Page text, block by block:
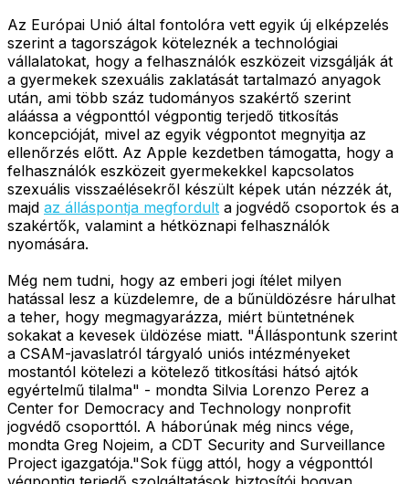
Az Európai Unió által fontolóra vett egyik új elképzelés
szerint a tagországok köteleznék a technológiai
vállalatokat, hogy a felhasználók eszközeit vizsgálják át
a gyermekek szexuális zaklatását tartalmazó anyagok
után, ami több száz tudományos szakértő szerint
aláássa a végponttól végpontig terjedő titkosítás
koncepcióját, mivel az egyik végpontot megnyitja az
ellenőrzés előtt. Az Apple kezdetben támogatta, hogy a
felhasználók eszközeit gyermekekkel kapcsolatos
szexuális visszaélésekről készült képek után nézzék át,
majd az álláspontja megfordult a jogvédő csoportok és a
szakértők, valamint a hétköznapi felhasználók
nyomására.
Még nem tudni, hogy az emberi jogi ítélet milyen
hatással lesz a küzdelemre, de a bűnüldözésre hárulhat
a teher, hogy megmagyarázza, miért büntetnének
sokakat a kevesek üldözése miatt. "Álláspontunk szerint
a CSAM-javaslatról tárgyaló uniós intézményeket
mostantól kötelezi a kötelező titkosítási hátsó ajtók
egyértelmű tilalma" - mondta Silvia Lorenzo Perez a
Center for Democracy and Technology nonprofit
jogvédő csoporttól. A háborúnak még nincs vége,
mondta Greg Nojeim, a CDT Security and Surveillance
Project igazgatója."Sok függ attól, hogy a végponttól